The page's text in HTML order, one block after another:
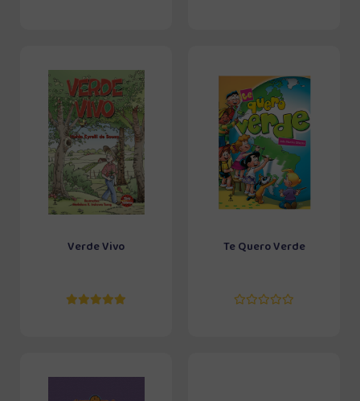
Verde Vivo Te Quero Verde